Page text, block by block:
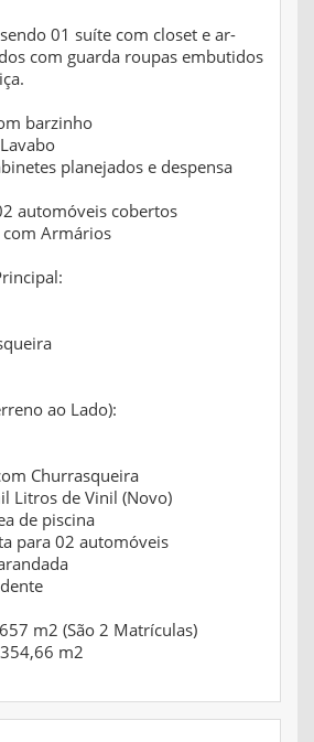
01 suíte com closet e ar-
com guarda roupas embutidos
barzinho
planejados e despensa
automóveis cobertos
com Armários
ao Lado):
Churrasqueira
Litros de Vinil (Novo)
de piscina
para 02 automóveis
m2 (São 2 Matrículas)
m2